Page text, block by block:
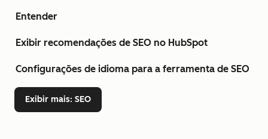
Entender
Exibir recomendações de SEO no HubSpot
Configurações de idioma para a ferramenta de SEO
Exibir mais: SEO